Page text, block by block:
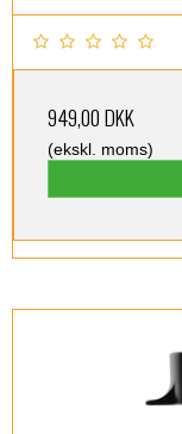
949,00 DKK
(ekskl. moms)